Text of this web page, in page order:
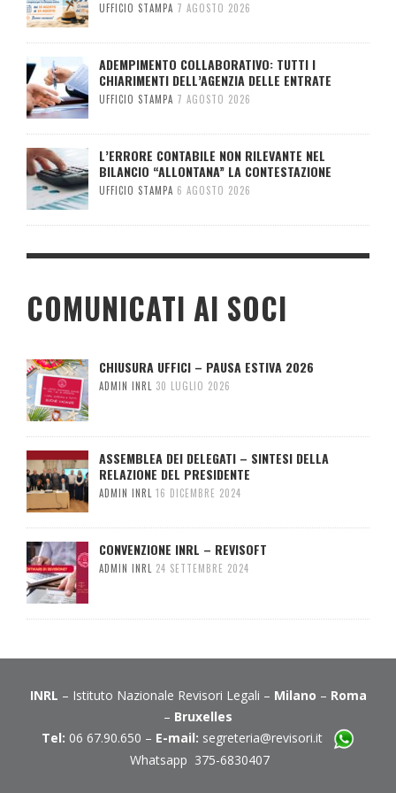
UFFICIO STAMPA 7 AGOSTO 2026
ADEMPIMENTO COLLABORATIVO: TUTTI I
CHIARIMENTI DELL’AGENZIA DELLE ENTRATE
UFFICIO STAMPA 7 AGOSTO 2026
L’ERRORE CONTABILE NON RILEVANTE NEL
BILANCIO “ALLONTANA” LA CONTESTAZIONE
UFFICIO STAMPA 6 AGOSTO 2026
COMUNICATI AI SOCI
CHIUSURA UFFICI – PAUSA ESTIVA 2026
ADMIN INRL 30 LUGLIO 2026
ASSEMBLEA DEI DELEGATI – SINTESI DELLA
RELAZIONE DEL PRESIDENTE
ADMIN INRL 16 DICEMBRE 2024
CONVENZIONE INRL – REVISOFT
ADMIN INRL 24 SETTEMBRE 2024
INRL – Istituto Nazionale Revisori Legali – Milano – Roma
– Bruxelles
Tel: 06 67.90.650 – E-mail: segreteria@revisori.it
Whatsapp 375-6830407